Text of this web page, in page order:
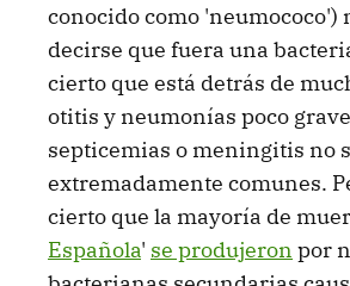
conocido como 'neumococo')
decirse que fuera una
cierto que está detrás de
otitis y neumonías poco
septicemias o meningitis no
extremadamente comunes.
cierto que la mayoría de
Española' se produjeron por